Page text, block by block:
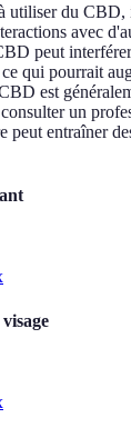
utiliser du CBD,
avec
peut
qui pourrait
est
un
peut entraîner